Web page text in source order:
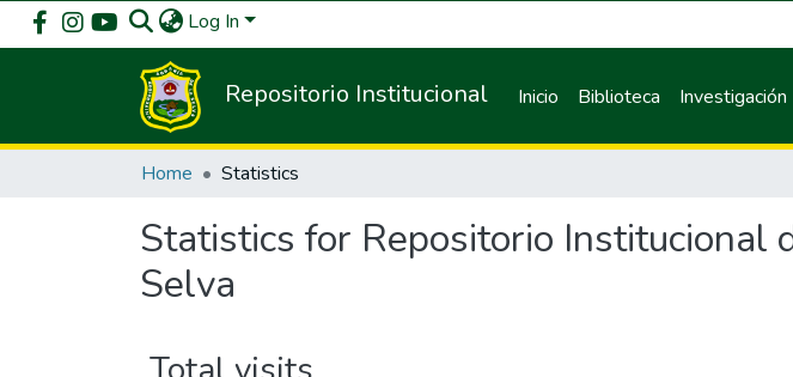
Log In
Repositorio Institucional Inicio Biblioteca Investigación
Home Statistics
Statistics for Repositorio Institucional
Selva